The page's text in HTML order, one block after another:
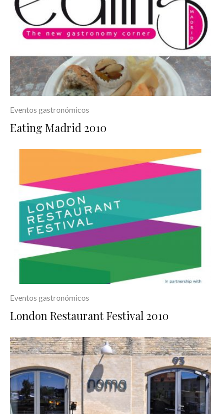
Eventos gastronómicos
Eating Madrid 2010
Eventos gastronómicos
London Restaurant Festival 2010